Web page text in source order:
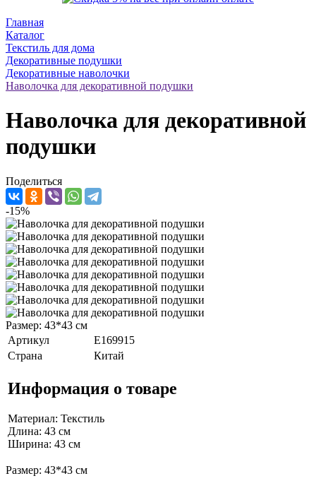
Главная
Каталог
Текстиль для дома
Декоративные подушки
Декоративные наволочки
Наволочка для декоративной подушки
Наволочка для декоративной
подушки
Поделиться
-15%
Размер: 43*43 см
Артикул
E169915
Страна
Китай
Информация о товаре
Материал: Текстиль
Длина: 43 см
Ширина: 43 см
Размер: 43*43 см